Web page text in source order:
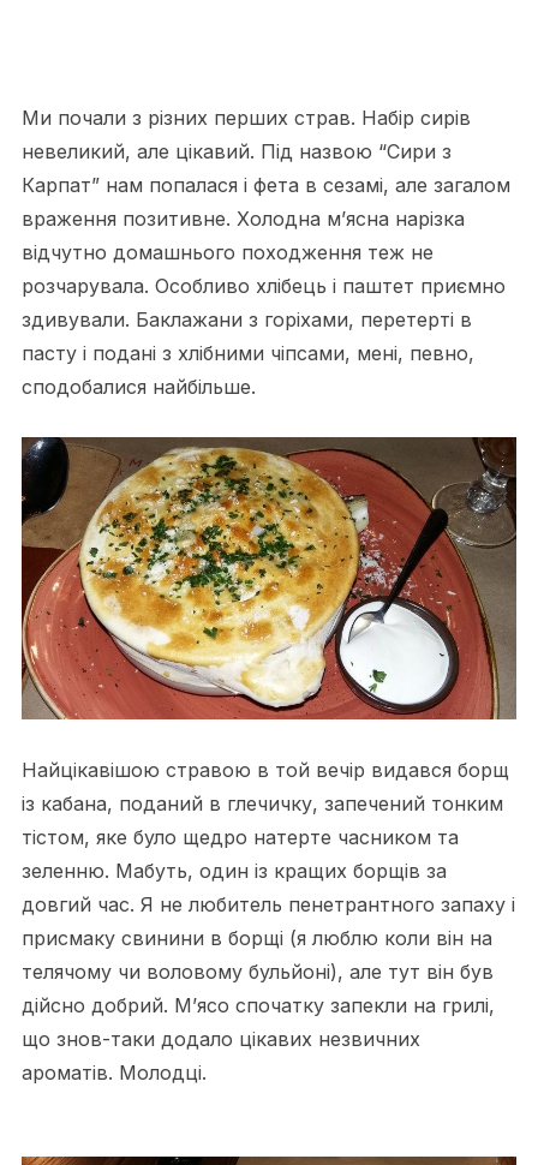
Ми почали з різних перших страв. Набір сирів
невеликий, але цікавий. Під назвою “Сири з
Карпат” нам попалася і фета в сезамі, але загалом
враження позитивне. Холодна м’ясна нарізка
відчутно домашнього походження теж не
розчарувала. Особливо хлібець і паштет приємно
здивували. Баклажани з горіхами, перетерті в
пасту і подані з хлібними чіпсами, мені, певно,
сподобалися найбільше.
Найцікавішою стравою в той вечір видався борщ
із кабана, поданий в глечичку, запечений тонким
тістом, яке було щедро натерте часником та
зеленню. Мабуть, один із кращих борщів за
довгий час. Я не любитель пенетрантного запаху і
присмаку свинини в борщі (я люблю коли він на
телячому чи воловому бульйоні), але тут він був
дійсно добрий. М’ясо спочатку запекли на грилі,
що знов-таки додало цікавих незвичних
ароматів. Молодці.